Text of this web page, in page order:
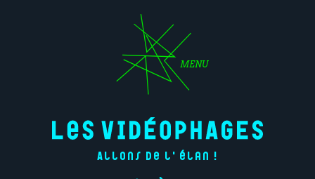
MENU
Allons de l'élan !